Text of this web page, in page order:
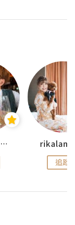
思思賢 ChillMyBabe
追蹤